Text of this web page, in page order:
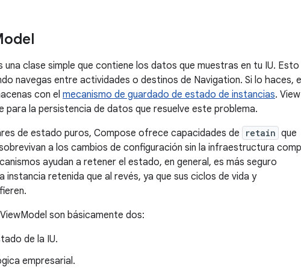
una clase simple que contiene los datos que muestras en tu IU. Esto
navegas entre actividades o destinos de Navigation. Si lo haces,
con el mecanismo de guardado de estado de instancias.
para la persistencia de datos que resuelve este problema.
de estado puros, Compose ofrece capacidades de
retain que
a los cambios de configuración sin la infraestructura
ayudan a retener el estado, en general, es más seguro
instancia retenida que al revés, ya que sus ciclos de vida y
son básicamente dos:
de la IU.
empresarial.